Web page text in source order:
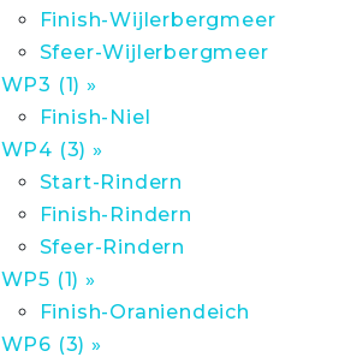
Finish-Wijlerbergmeer
Sfeer-Wijlerbergmeer
WP3 (1) »
Finish-Niel
WP4 (3) »
Start-Rindern
Finish-Rindern
Sfeer-Rindern
WP5 (1) »
Finish-Oraniendeich
WP6 (3) »